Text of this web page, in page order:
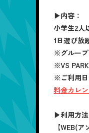
▶内容：
小学生2人
1日遊び放
※グループ
※VS
※ご利用日
料金カレ
▶利用方法
【WEB(